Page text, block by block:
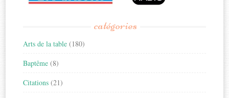
catégories
Arts de la table (180)
Baptême (8)
Citations (21)